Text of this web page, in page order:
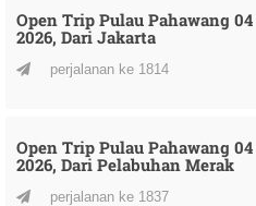
Open Trip Pulau Pahawang
2026, Dari Jakarta
perjalanan ke 1814
Open Trip Pulau Pahawang
2026, Dari Pelabuhan Merak
perjalanan ke 1837